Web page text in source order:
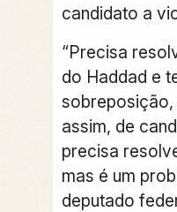
candidato a
“Precisa
do Haddad e
assim, de
precisa
mas é um
deputado